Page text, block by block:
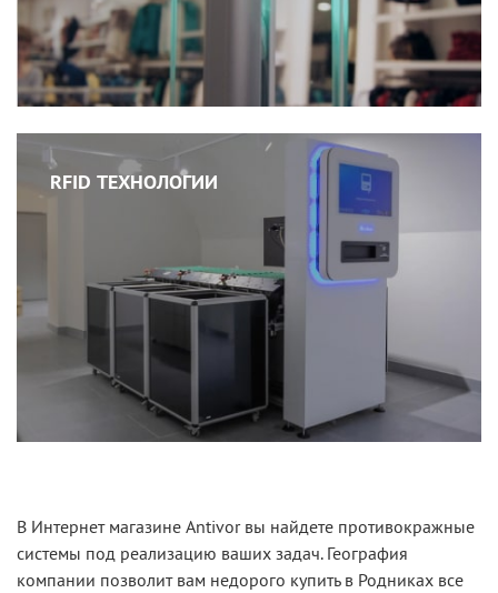
RFID ТЕХНОЛОГИИ
В Интернет магазине Antivor вы найдете противокражные
системы под реализацию ваших задач. География
компании позволит вам недорого купить в Родниках все